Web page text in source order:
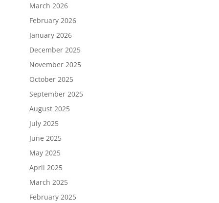
March 2026
February 2026
January 2026
December 2025
November 2025
October 2025
September 2025
August 2025
July 2025
June 2025
May 2025
April 2025
March 2025
February 2025